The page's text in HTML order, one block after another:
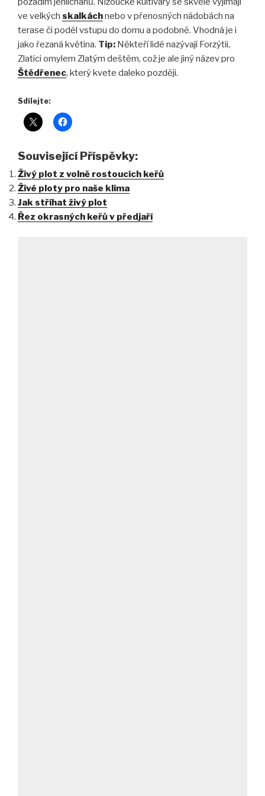
ve velkých skalkáchnebo v přenosných nádobách na
terase či podél vstupu do domu a podobně. Vhodná je i
jako řezaná květina. Tip: Někteří lidé nazývají Forzýtii,
Zlatici omylem Zlatým deštěm, což je ale jiný název pro
Štědřenec, který kvete daleko později.
Sdílejte:
Související Příspěvky:
Živý plot z volně rostoucích keřů
Živé ploty pro naše klima
Jak stříhat živý plot
Řez okrasných keřů v předjaří